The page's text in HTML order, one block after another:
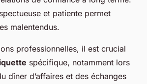
et patiente permet
malentendus.
professionnelles, il est crucial
spécifique, notamment lors
dîner d’affaires et des échanges